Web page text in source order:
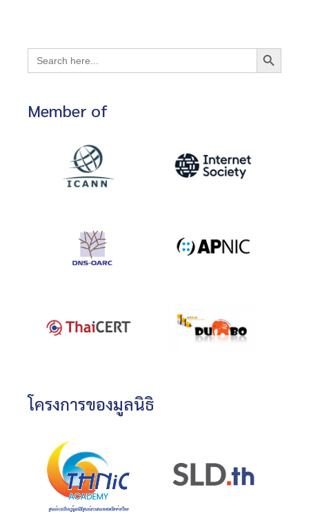
Search
for:
Search Button
Member of
โครงการของมูลนิธิ